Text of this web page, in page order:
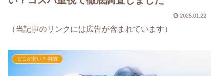
2025.01.22
（当記事のリンクには広告が含まれています）
どこが安い？-雑貨